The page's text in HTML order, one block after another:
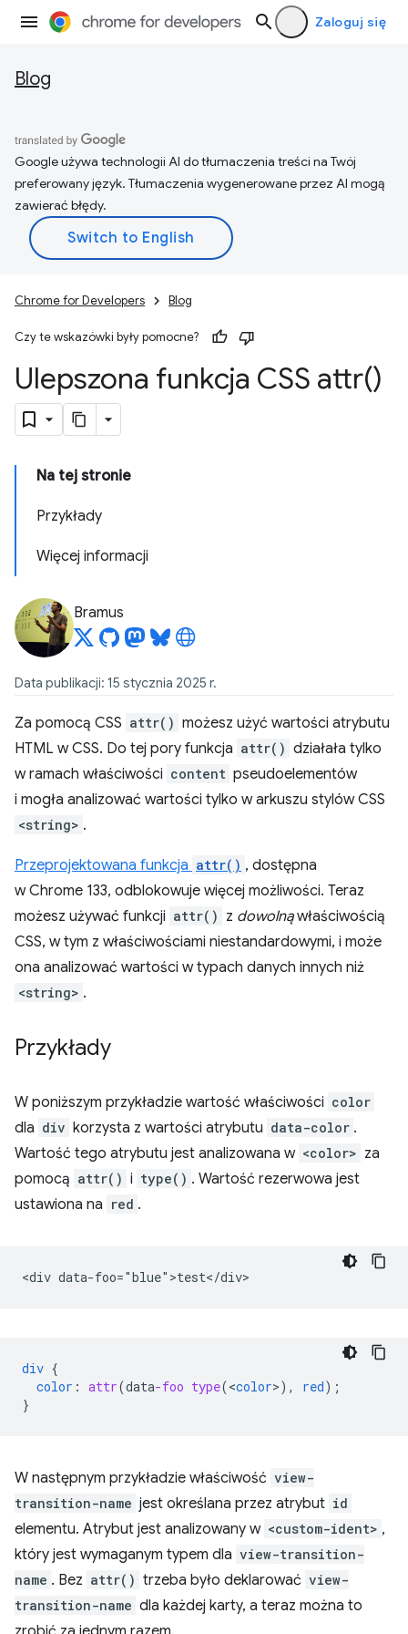
Zaloguj się
Blog
Google używa technologii AI do tłumaczenia treści na Twój
preferowany język. Tłumaczenia wygenerowane przez AI mogą
zawierać błędy.
Chrome for Developers Blog
Czy te wskazówki były pomocne?
Ulepszona funkcja CSS attr()
Na tej stronie
Przykłady
Więcej informacji
Bramus
Data publikacji: 15 stycznia 2025 r.
Za pomocą CSS attr() możesz użyć wartości atrybutu
HTML w CSS. Do tej pory funkcja attr() działała tylko
w ramach właściwości content pseudoelementów
i mogła analizować wartości tylko w arkuszu stylów CSS
<string> .
Przeprojektowana funkcja attr() , dostępna
w Chrome 133, odblokowuje więcej możliwości. Teraz
możesz używać funkcji attr() z dowolnąwłaściwością
CSS, w tym z właściwościami niestandardowymi, i może
ona analizować wartości w typach danych innych niż
<string> .
Przykłady
W poniższym przykładzie wartość właściwości color
dla div korzysta z wartości atrybutu data-color .
Wartość tego atrybutu jest analizowana w <color> za
pomocą attr() i type() . Wartość rezerwowa jest
ustawiona na red .
div {
color : attr(data-foo type(<color>), red);
}
W następnym przykładzie właściwość view-
transition-name jest określana przez atrybut id
elementu. Atrybut jest analizowany w <custom-ident> ,
który jest wymaganym typem dla view-transition-
name . Bez attr() trzeba było deklarować view-
transition-name dla każdej karty, a teraz można to